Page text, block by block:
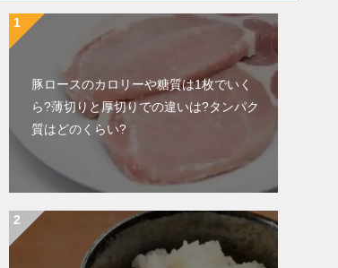
豚ロースのカロリーや糖質は1枚でいく
ら?薄切りと厚切りでの違いは?タンパク
質はどのくらい?